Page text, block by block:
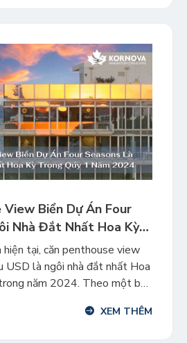
Biển Dự Án Four
Nhà Đắt Nhất Hoa Kỳ
2024
tại, căn penthouse view
là ngôi nhà đắt nhất Hoa
năm 2024. Theo một báo
tăng trưởng mạnh trên khắp
XEM THÊM